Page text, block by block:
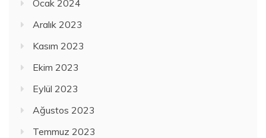
Ocak 2024
Aralık 2023
Kasım 2023
Ekim 2023
Eylül 2023
Ağustos 2023
Temmuz 2023